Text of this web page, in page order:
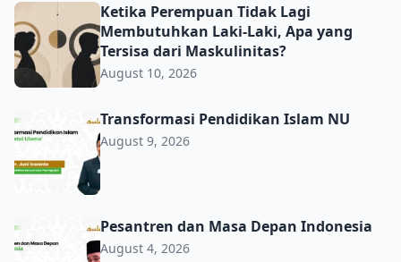
Ketika Perempuan Tidak Lagi Membutuhkan Laki-Laki,
Ketika Perempuan Tidak Lagi
Membutuhkan Laki-Laki, Apa yang
Tersisa dari Maskulinitas?
August 10, 2026
Transformasi Pendidikan Islam NU
Transformasi Pendidikan Islam NU
August 9, 2026
Pesantren dan Masa Depan Indonesia
Pesantren dan Masa Depan Indonesia
August 4, 2026